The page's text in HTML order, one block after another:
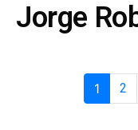
Jorge
1 2